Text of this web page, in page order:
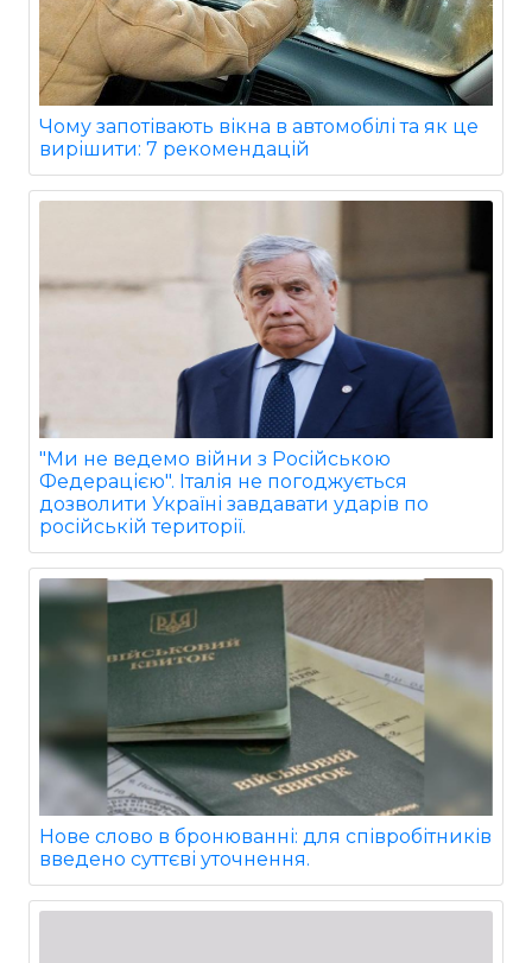
Чому запотівають вікна в автомобілі та як це
вирішити: 7 рекомендацій
"Ми не ведемо війни з Російською
Федерацією". Італія не погоджується
дозволити Україні завдавати ударів по
російській території.
Нове слово в бронюванні: для співробітників
введено суттєві уточнення.